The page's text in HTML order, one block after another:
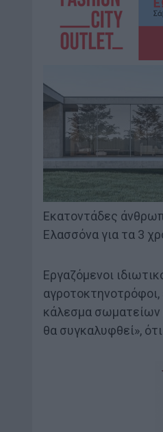
Εκατοντάδες
Ελασσόνα για τα 3
Εργαζόμενοι
κάλεσμα σωματείων
θα συγκαλυφθεί»,